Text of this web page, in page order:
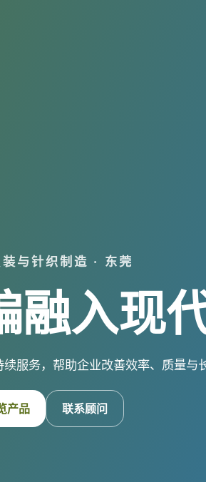
与针织制造 · 东莞
融入现
服务，帮助企业改善效率、质量与
产品 联系顾问